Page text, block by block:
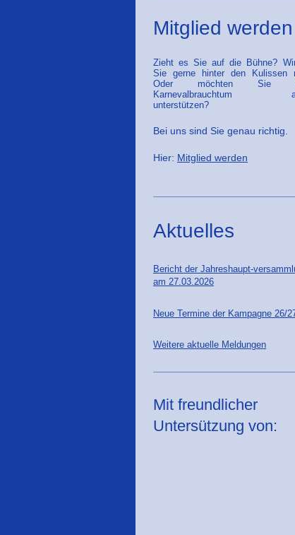
Mitglied werden
Zieht es Sie auf die Bühne?
Sie gerne hinter den Kulissen
Oder möchten Sie
Karnevalbrauchtum
unterstützen?
Bei uns sind Sie genau richtig.
Hier: Mitglied werden
Aktuelles
Bericht der Jahreshaupt-
am 27.03.2026
Neue Termine der Kampagne 26/
Weitere aktuelle Meldungen
Mit freundlicher
Untersützung von: